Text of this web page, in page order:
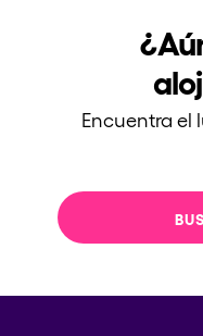
¿Quieres
Política de Privacidad
Política de Cookies
Política de Sostenibilidad
Encuentra el